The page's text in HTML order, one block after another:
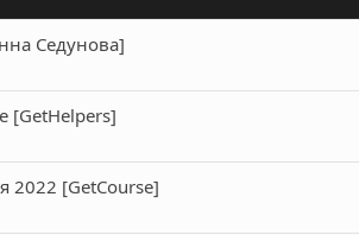
Седунова]
[GetHelpers]
2022 [GetCourse]